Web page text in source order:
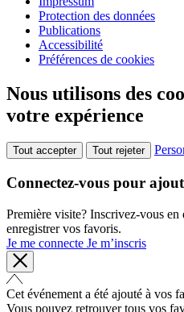
Protection des données
Publications
Accessibilité
Préférences de cookies
Nous utilisons des
votre expérience
Tout accepter Tout rejeter
Connectez-vous pour
Première visite? Inscrivez-vous en
enregistrer vos favoris.
Je me connecte Je m’inscris
Cet événement a été ajouté à vos
Vous pouvez retrouver tous vos